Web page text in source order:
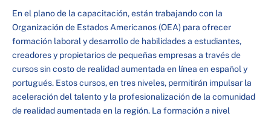
En el plano de la capacitación, están trabajando con la
Organización de Estados Americanos (OEA) para ofrecer
formación laboral y desarrollo de habilidades a estudiantes,
creadores y propietarios de pequeñas empresas a través de
cursos sin costo de realidad aumentada en línea en español y
portugués. Estos cursos, en tres niveles, permitirán impulsar la
aceleración del talento y la profesionalización de la comunidad
de realidad aumentada en la región. La formación a nivel